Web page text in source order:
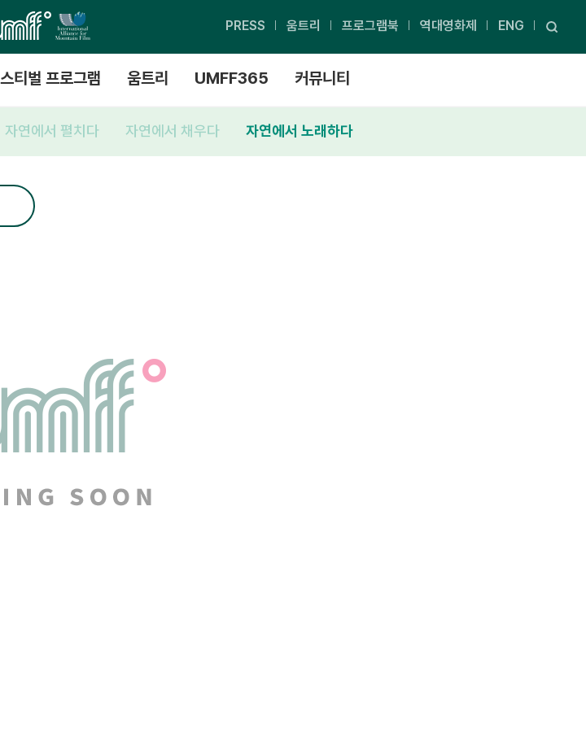
PRESS 움트리 프로그램북 역대영화제 ENG
티벌 프로그램 움트리 UMFF365 커뮤니티
자연에서 펼치다 자연에서 채우다 자연에서 노래하다